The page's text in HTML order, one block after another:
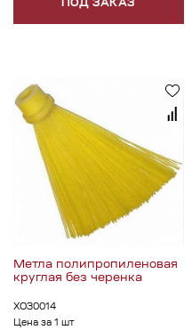
ПОД ЗАКАЗ
Метла полипропиленовая
круглая без черенка
ХОЗ0014
Цена за 1 шт